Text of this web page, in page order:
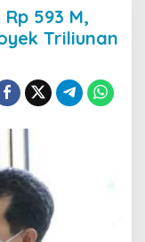
a
593 M,
Triliunan